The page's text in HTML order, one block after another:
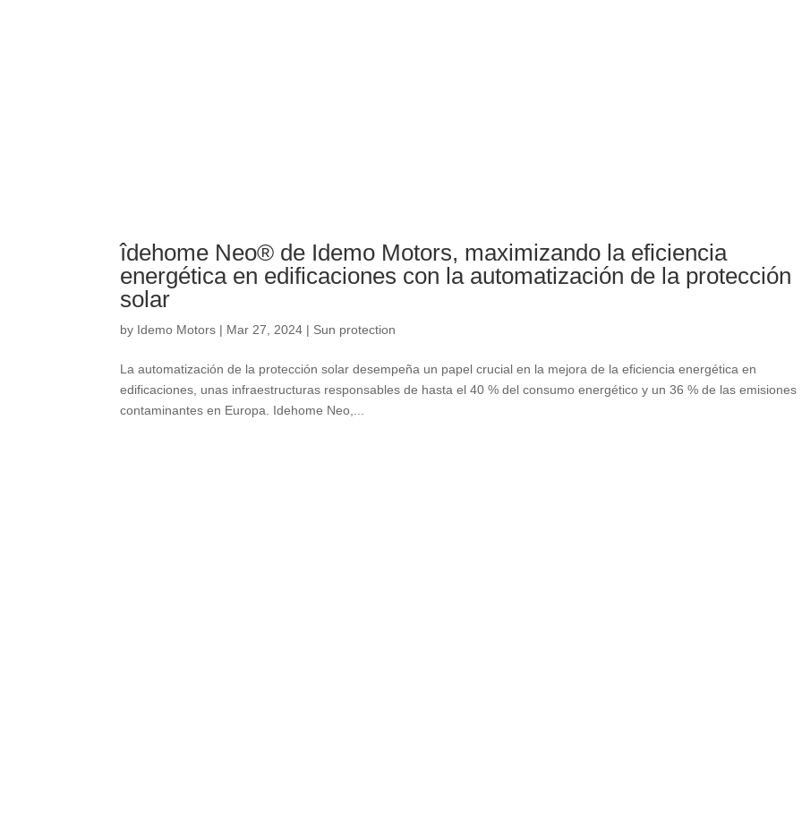
îdehome Neo® de Idemo Motors, maximizando la eficiencia
energética en edificaciones con la automatización de la protección
solar
by Idemo Motors | Mar 27, 2024 | Sun protection
La automatización de la protección solar desempeña un papel crucial en la mejora de la eficiencia energética en
edificaciones unas infraestructuras responsables de hasta el 40 %del consumo energético y un 36 %de las emisiones
contaminantes en Europa . Idehome Neo,...